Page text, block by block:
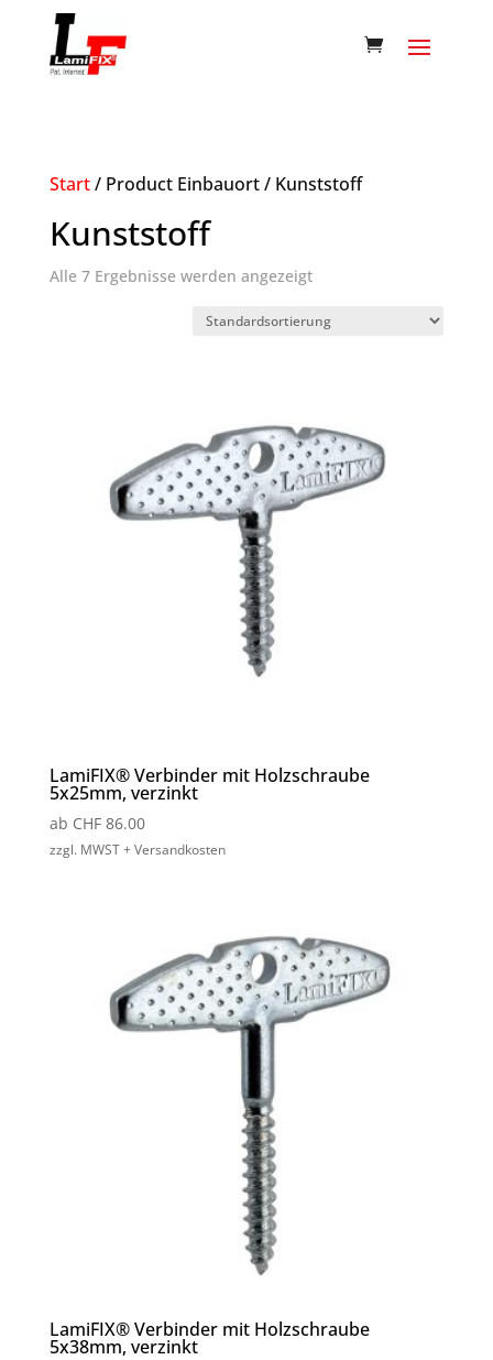
Start/ Product Einbauort / Kunststoff
Kunststoff
Alle 7 Ergebnisse werden angezeigt
LamiFIX® Verbinder mit Holzschraube
5x25mm, verzinkt
ab CHF86.00
zzgl. MWST + Versandkosten
LamiFIX® Verbinder mit Holzschraube
5x38mm, verzinkt